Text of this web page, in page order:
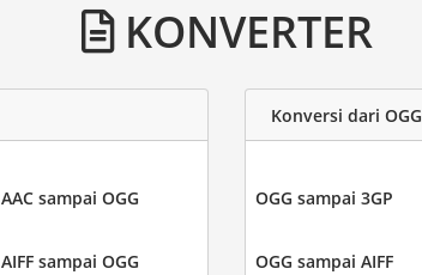
KONVERTER
AAC sampai OGG
AIFF sampai OGG
Konversi dari OGG
OGG sampai 3GP
OGG sampai AIFF